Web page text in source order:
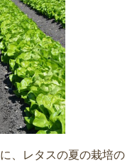
、レタスの夏の栽培の